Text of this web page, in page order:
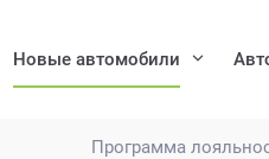
Программа
Новые автомобили